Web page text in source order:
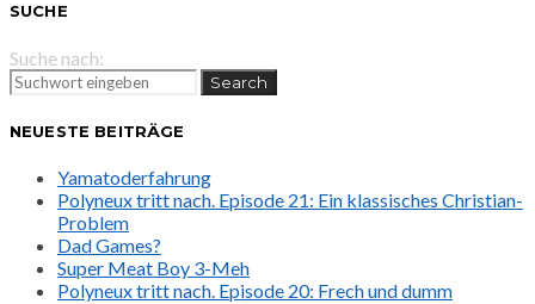
SUCHE
Suche nach:
Search
NEUESTE BEITRÄGE
Yamatoderfahrung
Polyneux tritt nach. Episode 21: Ein klassisches Christian-
Problem
Dad Games?
Super Meat Boy 3-Meh
Polyneux tritt nach. Episode 20: Frech und dumm